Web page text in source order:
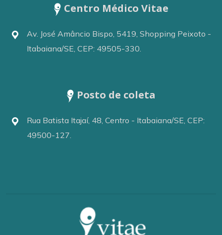
Centro Médico Vitae
Av. José Amâncio Bispo, 5419, Shopping Peixoto -
Itabaiana/SE, CEP: 49505-330.
Posto de coleta
Rua Batista Itajaí, 48, Centro - Itabaiana/SE, CEP:
49500-127.